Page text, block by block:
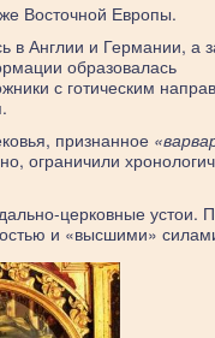
Восточной Европы.
в Англии и Германии, а
образовалась
с готическим
признанное
ограничили
церковные устои.
и «высшими»